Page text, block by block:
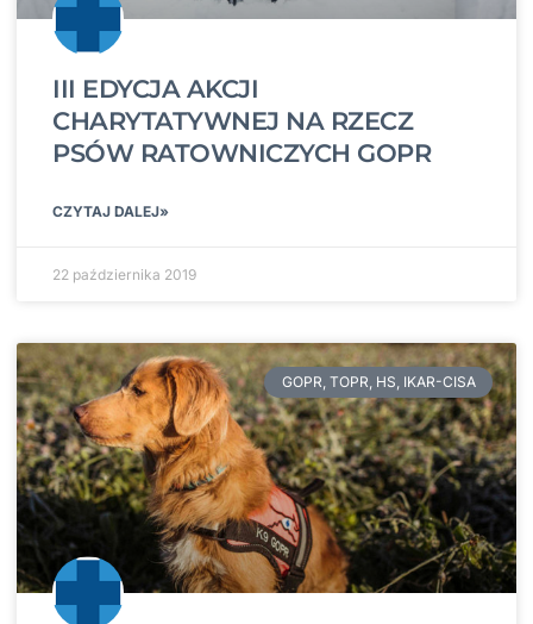
III EDYCJA AKCJI
CHARYTATYWNEJ NA RZECZ
PSÓW RATOWNICZYCH GOPR
CZYTAJ DALEJ»
22 października 2019
GOPR, TOPR, HS, IKAR-CISA